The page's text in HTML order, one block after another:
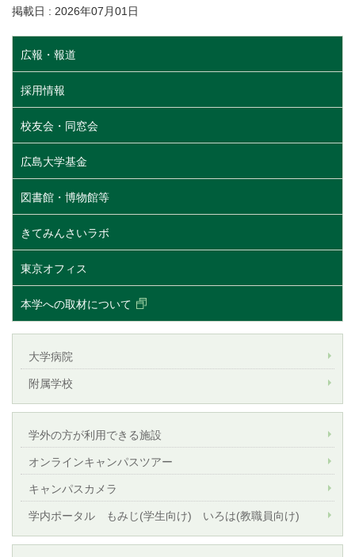
掲載日 : 2026年07月01日
広報・報道
採用情報
校友会・同窓会
広島大学基金
図書館・博物館等
きてみんさいラボ
東京オフィス
本学への取材について
大学病院
附属学校
学外の方が利用できる施設
オンラインキャンパスツアー
キャンパスカメラ
学内ポータル もみじ(学生向け) いろは(教職員向け)